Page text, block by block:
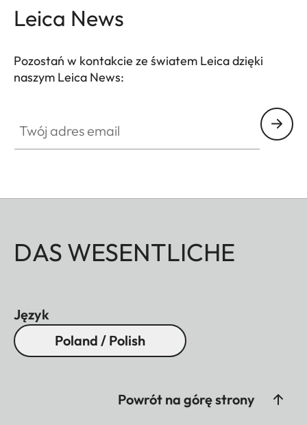
Leica News
Pozostań w kontakcie ze światem Leica dzięki
naszym Leica News:
DAS WESENTLICHE
Język
Poland / Polish
Powrót na górę strony